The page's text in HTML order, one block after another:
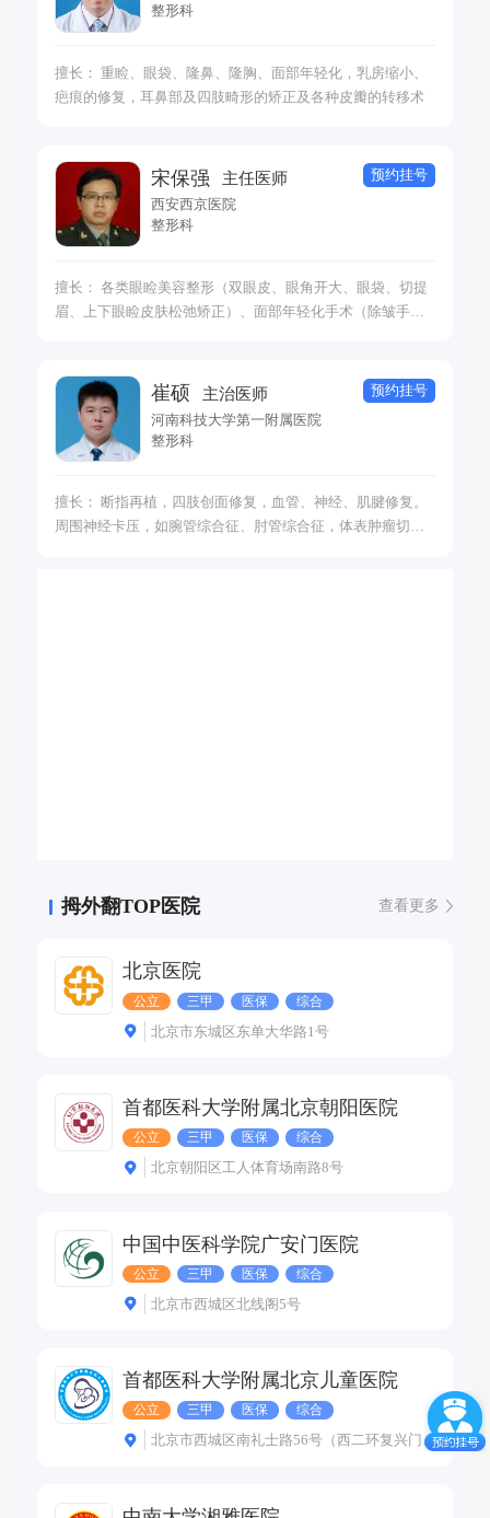
整形科
擅长： 重睑、眼袋、隆鼻、隆胸、面部年轻化，乳房缩小、
疤痕的修复，耳鼻部及四肢畸形的矫正及各种皮瓣的转移术
宋保强 主任医师
西安西京医院
整形科
预约挂号
擅长： 各类眼睑美容整形（双眼皮、眼角开大、眼袋、切提
眉、上下眼睑皮肤松弛矫正）、面部年轻化手术（除皱手
等）、各种复杂皮肤软组织创伤修复、阴茎、乳房、鼻再造
等。
崔硕 主治医师
河南科技大学第一附属医院
整形科
预约挂号
擅长： 断指再植，四肢创面修复，血管、神经、肌腱修复。
周围神经卡压，如腕管综合征、肘管综合征，体表肿瘤切除
拇外翻TOP医院 查看更多
北京医院
公立 三甲 医保 综合
北京市东城区东单大华路1号
首都医科大学附属北京朝阳医院
公立 三甲 医保 综合
北京朝阳区工人体育场南路8号
中国中医科学院广安门医院
公立 三甲 医保 综合
北京市西城区北线阁5号
首都医科大学附属北京儿童医院
公立 三甲 医保 综合
北京市西城区南礼士路56号（西二环复兴门桥向北200米路西侧）